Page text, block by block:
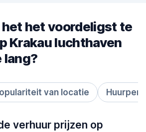
het voordeligst te
Krakau luchthaven
lang?
van locatie
verhuur prijzen op